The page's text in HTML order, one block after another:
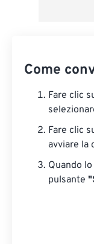
Come
Fare clic
Fare clic
avviare la
Quando
pulsante